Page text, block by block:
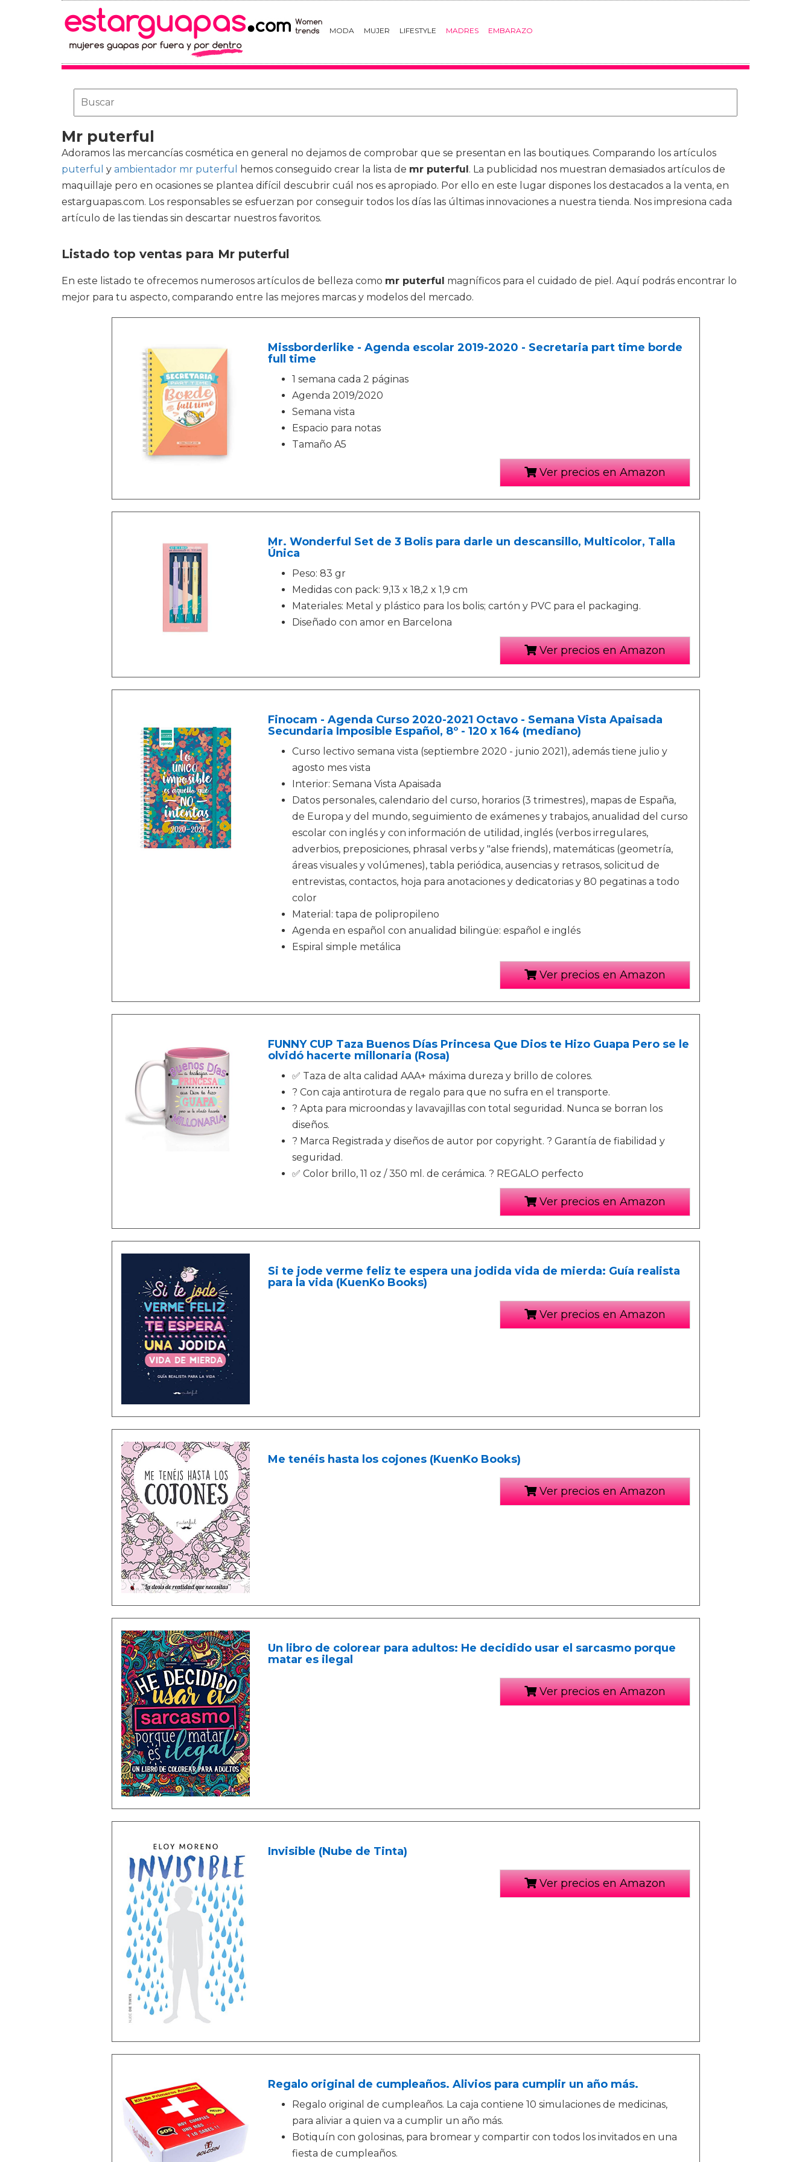
MODA MUJER LIFESTYLE MADRES EMBARAZO
Mr puterful
Adoramos las mercancías cosmética en general no dejamos de comprobar que se presentan en las boutiques. Comparando los artículos
puterful y ambientador mr puterful hemos conseguido crear la lista de mr puterful. La publicidad nos muestran demasiados artículos de
maquillaje pero en ocasiones se plantea difícil descubrir cuál nos es apropiado. Por ello en este lugar dispones los destacados a la venta, en
estarguapas.com. Los responsables se esfuerzan por conseguir todos los días las últimas innovaciones a nuestra tienda. Nos impresiona cada
artículo de las tiendas sin descartar nuestros favoritos.
Listado top ventas para Mr puterful
En este listado te ofrecemos numerosos artículos de belleza como mr puterful magníficos para el cuidado de piel. Aquí podrás encontrar lo
mejor para tu aspecto, comparando entre las mejores marcas y modelos del mercado.
Missborderlike - Agenda escolar 2019-2020 - Secretaria part time borde
full time
1 semana cada 2 páginas
Agenda 2019/2020
Semana vista
Espacio para notas
Tamaño A5
Ver precios en Amazon
Mr. Wonderful Set de 3 Bolis para darle un descansillo, Multicolor, Talla
Única
Peso: 83 gr
Medidas con pack: 9,13 x 18,2 x 1,9 cm
Materiales: Metal y plástico para los bolis; cartón y PVC para el packaging.
Diseñado con amor en Barcelona
Ver precios en Amazon
Finocam - Agenda Curso 2020-2021 Octavo - Semana Vista Apaisada
Secundaria Imposible Español, 8º - 120 x 164 (mediano)
Curso lectivo semana vista (septiembre 2020 - junio 2021), además tiene julio y
agosto mes vista
Interior: Semana Vista Apaisada
Datos personales, calendario del curso, horarios (3 trimestres), mapas de España,
de Europa y del mundo, seguimiento de exámenes y trabajos, anualidad del curso
escolar con inglés y con información de utilidad, inglés (verbos irregulares,
adverbios, preposiciones, phrasal verbs y "alse friends), matemáticas (geometría,
áreas visuales y volúmenes), tabla periódica, ausencias y retrasos, solicitud de
entrevistas, contactos, hoja para anotaciones y dedicatorias y 80 pegatinas a todo
color
Material: tapa de polipropileno
Agenda en español con anualidad bilingüe: español e inglés
Espiral simple metálica
Ver precios en Amazon
FUNNY CUP Taza Buenos Días Princesa Que Dios te Hizo Guapa Pero se le
olvidó hacerte millonaria (Rosa)
✅ Taza de alta calidad AAA+ máxima dureza y brillo de colores.
? Con caja antirotura de regalo para que no sufra en el transporte.
? Apta para microondas y lavavajillas con total seguridad. Nunca se borran los
diseños.
? Marca Registrada y diseños de autor por copyright. ? Garantía de fiabilidad y
seguridad.
✅ Color brillo, 11 oz / 350 ml. de cerámica. ? REGALO perfecto
Ver precios en Amazon
Si te jode verme feliz te espera una jodida vida de mierda: Guía realista
para la vida (KuenKo Books)
Ver precios en Amazon
Me tenéis hasta los cojones (KuenKo Books)
Ver precios en Amazon
Un libro de colorear para adultos: He decidido usar el sarcasmo porque
matar es ilegal
Ver precios en Amazon
Invisible (Nube de Tinta)
Ver precios en Amazon
Regalo original de cumpleaños. Alivios para cumplir un año más.
Regalo original de cumpleaños. La caja contiene 10 simulaciones de medicinas,
para aliviar a quien va a cumplir un año más.
Botiquín con golosinas, para bromear y compartir con todos los invitados en una
fiesta de cumpleaños.